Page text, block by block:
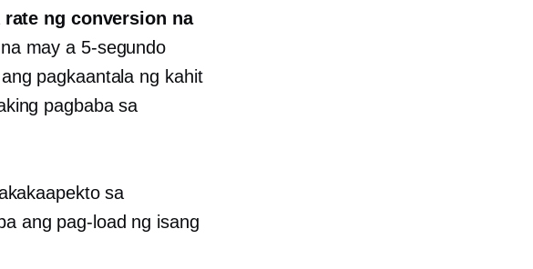
rate ng conversion na
may a 5-segundo
pagkaantala ng kahit
pagbaba sa
sa
ang pag-load ng isang